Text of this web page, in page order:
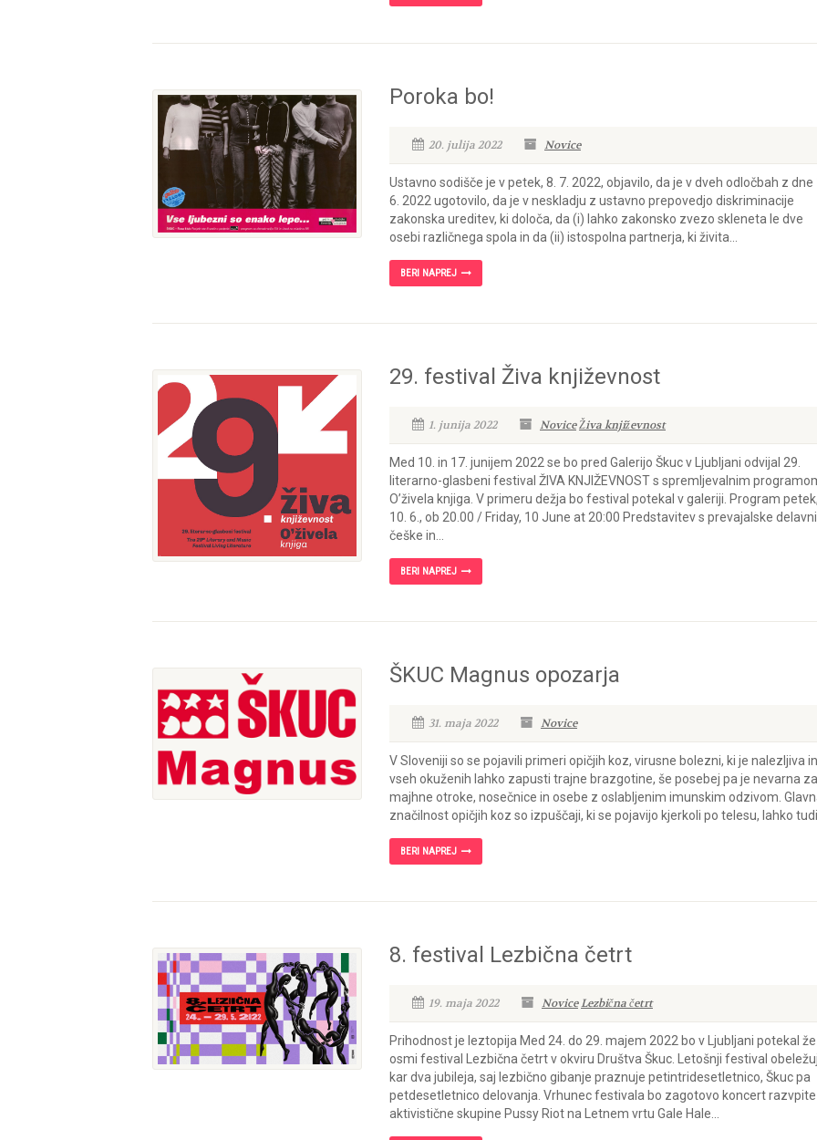
Poroka bo!
20. julija 2022 Novice
Ustavno sodišče je v petek, 8. 7. 2022, objavilo, da je v dveh odločbah z dne
6. 2022 ugotovilo, da je v neskladju z ustavno prepovedjo diskriminacije
zakonska ureditev, ki določa, da (i) lahko zakonsko zvezo skleneta le dve
osebi različnega spola in da (ii) istospolna partnerja, ki živita...
BERI NAPREJ
29. festival Živa književnost
1. junija 2022 NoviceŽiva književnost
Med 10. in 17. junijem 2022 se bo pred Galerijo Škuc v Ljubljani odvijal 29.
literarno-glasbeni festival ŽIVA KNJIŽEVNOST s spremljevalnim
O’živela knjiga. V primeru dežja bo festival potekal v galeriji. Program petek,
10. 6., ob 20.00 / Friday, 10 June at 20:00 Predstavitev s prevajalske
češke in...
BERI NAPREJ
ŠKUC Magnus opozarja
31. maja 2022 Novice
V Sloveniji so se pojavili primeri opičjih koz, virusne bolezni, ki je nalezljiva
vseh okuženih lahko zapusti trajne brazgotine, še posebej pa je nevarna za
majhne otroke, nosečnice in osebe z oslabljenim imunskim odzivom.
značilnost opičjih koz so izpuščaji, ki se pojavijo kjerkoli po telesu, lahko
BERI NAPREJ
8. festival Lezbična četrt
19. maja 2022 NoviceLezbična četrt
Prihodnost je leztopija Med 24. do 29. majem 2022 bo v Ljubljani potekal že
osmi festival Lezbična četrt v okviru Društva Škuc. Letošnji festival
kar dva jubileja, saj lezbično gibanje praznuje petintridesetletnico, Škuc pa
petdesetletnico delovanja. Vrhunec festivala bo zagotovo koncert razvpite
aktivistične skupine Pussy Riot na Letnem vrtu Gale Hale...